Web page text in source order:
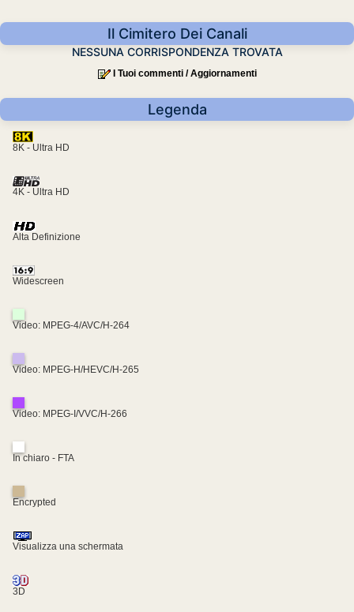
Il Cimitero Dei Canali
NESSUNA CORRISPONDENZA TROVATA
I Tuoi commenti / Aggiornamenti
Legenda
8K - Ultra HD
4K - Ultra HD
Alta Definizione
Widescreen
Video: MPEG-4/AVC/H-264
Video: MPEG-H/HEVC/H-265
Video: MPEG-I/VVC/H-266
In chiaro - FTA
Encrypted
Visualizza una schermata
3D